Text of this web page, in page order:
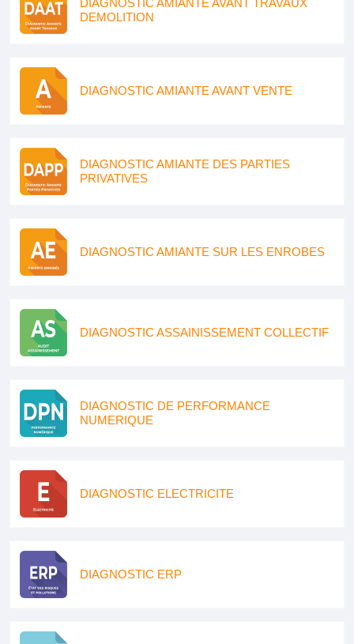
DIAGNOSTIC AMIANTE AVANT TRAVAUX
DEMOLITION
DIAGNOSTIC AMIANTE AVANT VENTE
DIAGNOSTIC AMIANTE DES PARTIES
PRIVATIVES
DIAGNOSTIC AMIANTE SUR LES ENROBES
DIAGNOSTIC ASSAINISSEMENT COLLECTIF
DIAGNOSTIC DE PERFORMANCE
NUMERIQUE
DIAGNOSTIC ELECTRICITE
DIAGNOSTIC ERP